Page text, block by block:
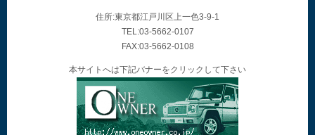
住所:東京都江戸川区上一色3-9-1
TEL:03-5662-0107
FAX:03-5662-0108
本サイトへは下記バナーをクリックして下さい